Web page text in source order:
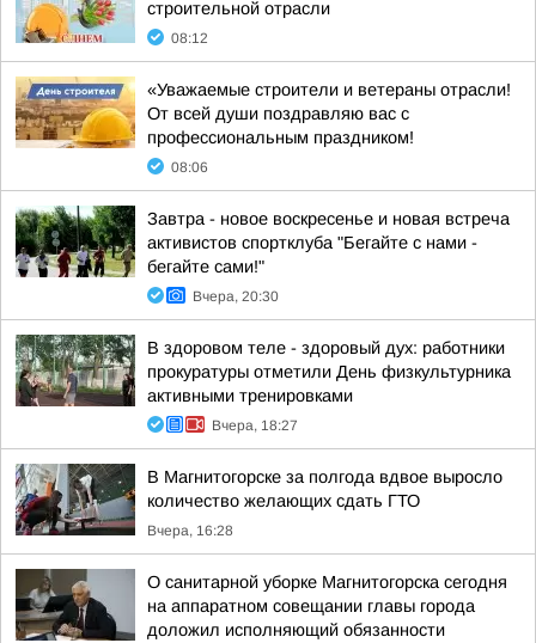
строительной отрасли
08:12
«Уважаемые строители и ветераны отрасли!
От всей души поздравляю вас с
профессиональным праздником!
08:06
Завтра - новое воскресенье и новая встреча
активистов спортклуба "Бегайте с нами -
бегайте сами!"
Вчера, 20:30
В здоровом теле - здоровый дух: работники
прокуратуры отметили День физкультурника
активными тренировками
Вчера, 18:27
В Магнитогорске за полгода вдвое выросло
количество желающих сдать ГТО
Вчера, 16:28
О санитарной уборке Магнитогорска сегодня
на аппаратном совещании главы города
доложил исполняющий обязанности